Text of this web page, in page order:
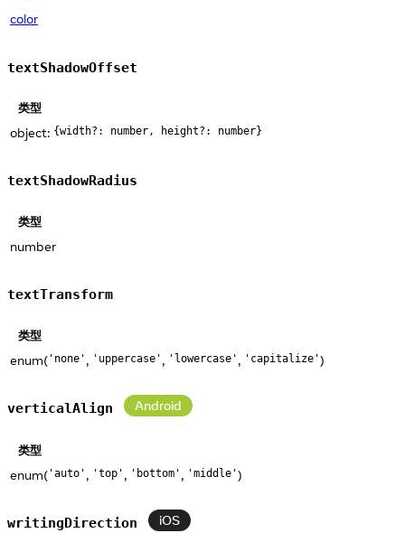
color
textShadowOffset
类型
object: {width?: number, height?: number}
textShadowRadius
类型
number
textTransform
类型
enum( 'none' , 'uppercase' , 'lowercase' , 'capitalize')
verticalAlign Android
类型
enum( 'auto' , 'top' , 'bottom' , 'middle')
writingDirection iOS